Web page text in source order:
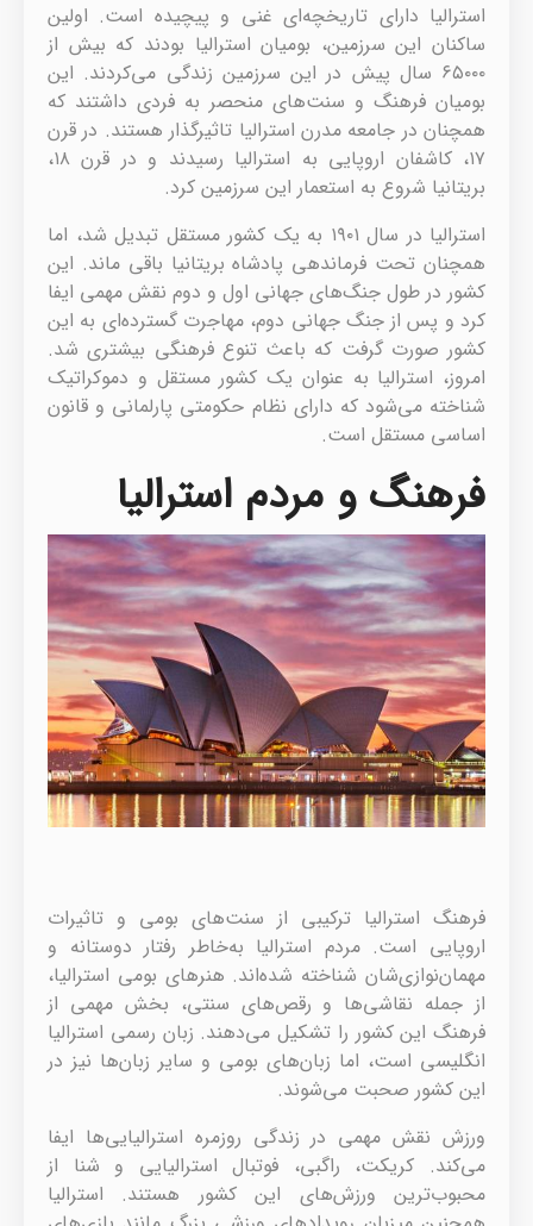
استرالیا دارای تاریخچه‌ای غنی و پیچیده است. اولین
ساکنان این سرزمین، بومیان استرالیا بودند که بیش از
۶۵۰۰۰ سال پیش در این سرزمین زندگی می‌کردند. این
بومیان فرهنگ و سنت‌های منحصر به فردی داشتند که
همچنان در جامعه مدرن استرالیا تاثیرگذار هستند. در قرن
۱۷، کاشفان اروپایی به استرالیا رسیدند و در قرن ۱۸،
بریتانیا شروع به استعمار این سرزمین کرد.
استرالیا در سال ۱۹۰۱ به یک کشور مستقل تبدیل شد، اما
همچنان تحت فرماندهی پادشاه بریتانیا باقی ماند. این
کشور در طول جنگ‌های جهانی اول و دوم نقش مهمی ایفا
کرد و پس از جنگ جهانی دوم، مهاجرت گسترده‌ای به این
کشور صورت گرفت که باعث تنوع فرهنگی بیشتری شد.
امروز، استرالیا به عنوان یک کشور مستقل و دموکراتیک
شناخته می‌شود که دارای نظام حکومتی پارلمانی و قانون
اساسی مستقل است.
فرهنگ و مردم استرالیا
فرهنگ استرالیا ترکیبی از سنت‌های بومی و تاثیرات
اروپایی است. مردم استرالیا به‌خاطر رفتار دوستانه و
مهمان‌نوازی‌شان شناخته شده‌اند. هنرهای بومی استرالیا،
از جمله نقاشی‌ها و رقص‌های سنتی، بخش مهمی از
فرهنگ این کشور را تشکیل می‌دهند. زبان رسمی استرالیا
انگلیسی است، اما زبان‌های بومی و سایر زبان‌ها نیز در
این کشور صحبت می‌شوند.
ورزش نقش مهمی در زندگی روزمره استرالیایی‌ها ایفا
می‌کند. کریکت، راگبی، فوتبال استرالیایی و شنا از
محبوب‌ترین ورزش‌های این کشور هستند. استرالیا